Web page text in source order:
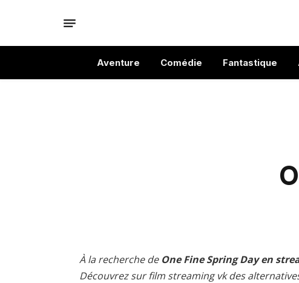
Aventure Comédie Fantastique
À la recherche de One Fine Spring Day en
Découvrez sur film streaming vk des